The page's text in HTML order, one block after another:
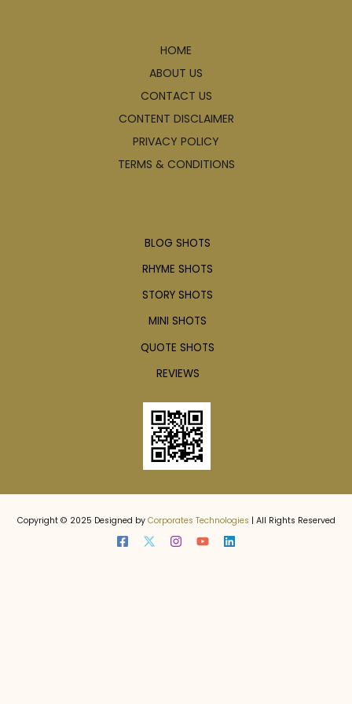
HOME
ABOUT US
CONTACT US
CONTENT DISCLAIMER
PRIVACY POLICY
TERMS & CONDITIONS
BLOG SHOTS
RHYME SHOTS
STORY SHOTS
MINI SHOTS
QUOTE SHOTS
REVIEWS
Copyright © 2025 Designed by Corporates Technologies | All Rights Reserved